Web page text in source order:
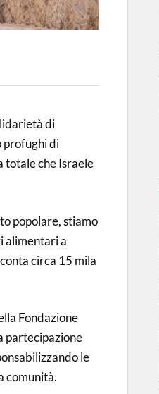
di
profughi di
totale che Israele
popolare, stiamo
alimentari a
circa 15 mila
Fondazione
partecipazione
le
comunità.